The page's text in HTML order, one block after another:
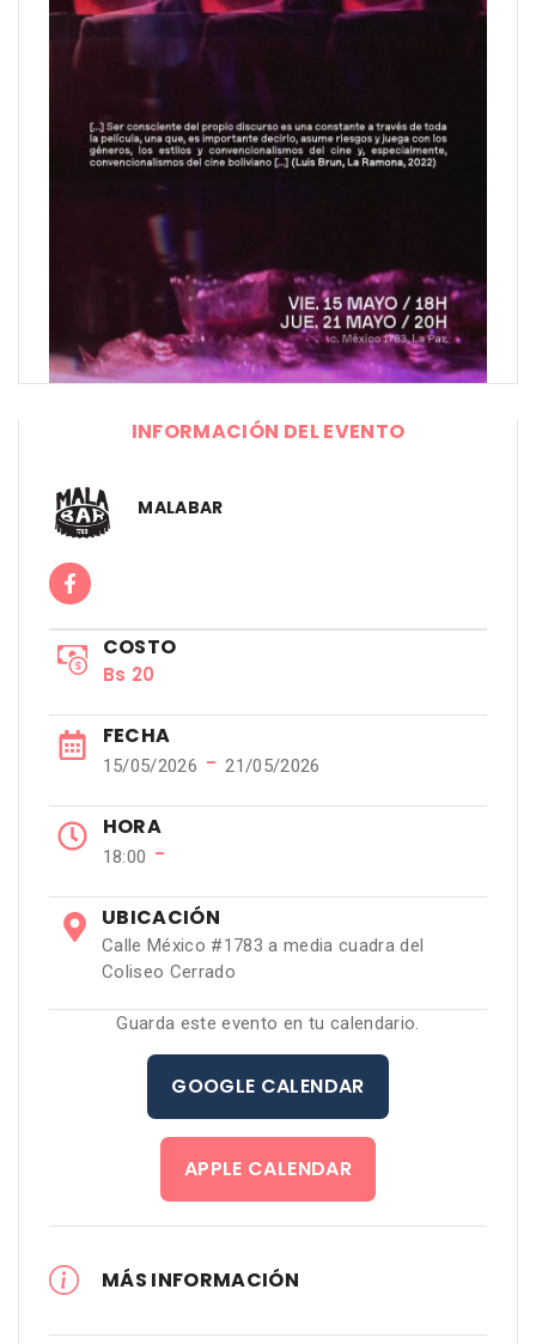
INFORMACIÓN DEL EVENTO
MALABAR
COSTO
Bs 20
FECHA
15/05/2026 − 21/05/2026
HORA
18:00 −
UBICACIÓN
Calle México #1783 a media cuadra del
Coliseo Cerrado
Guarda este evento en tu calendario.
GOOGLE CALENDAR
APPLE CALENDAR
MÁS INFORMACIÓN